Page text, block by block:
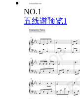
NO.1
五线谱预览1